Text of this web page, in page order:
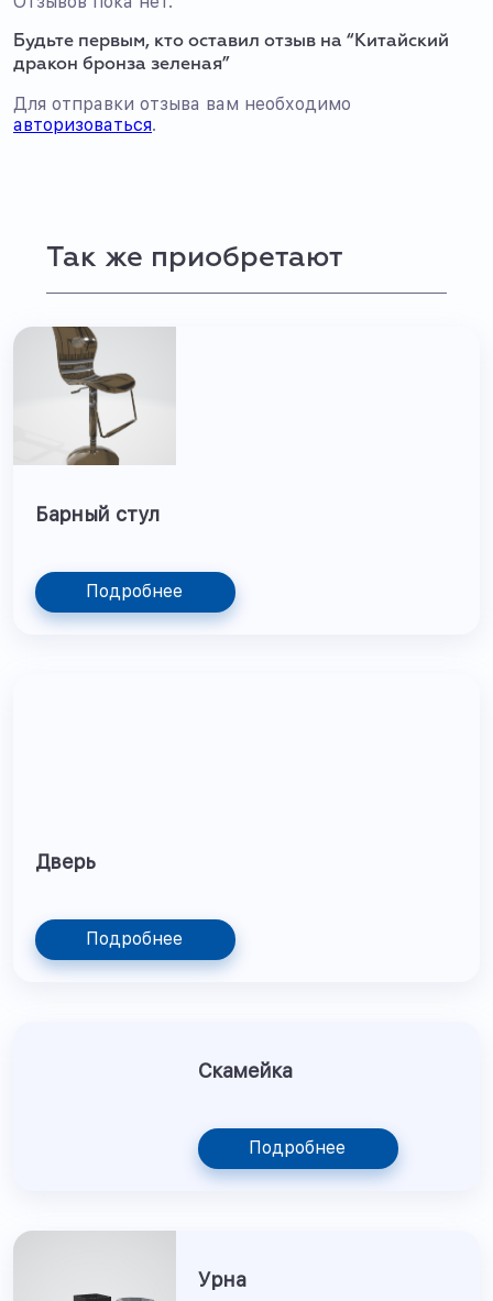
Будьте первым, кто оставил отзыв на “Китайский
дракон бронза зеленая”
Для отправки отзыва вам необходимо
авторизоваться.
Так же приобретают
Барный стул
Подробнее
Дверь
Подробнее
Скамейка
Подробнее
Урна